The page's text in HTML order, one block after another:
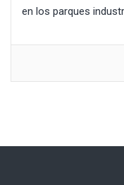
en los parques